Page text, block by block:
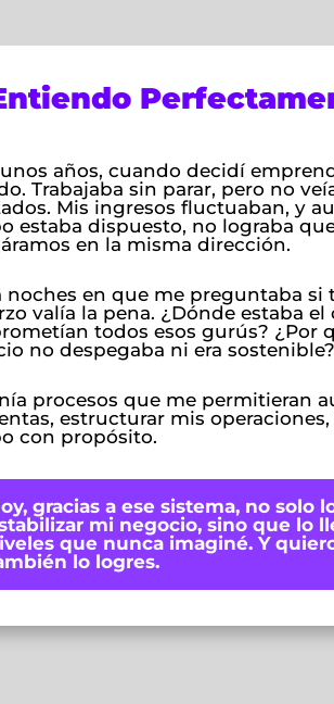
años, cuando decidí
Trabajaba sin parar, pero no
Mis ingresos fluctuaban, y
estaba dispuesto, no lograba
en la misma dirección.
noches en que me preguntaba si
valía la pena. ¿Dónde estaba
todos esos gurús? ¿Por
no despegaba ni era sostenible?
procesos que me permitieran
estructurar mis
con propósito.
gracias a ese sistema, no solo
mi negocio, sino que lo
que nunca imaginé.Y
lo logres.